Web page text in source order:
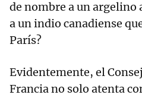
de nombre a un argelino
a un indio canadiense
París?
Evidentemente, el
Francia no solo atenta